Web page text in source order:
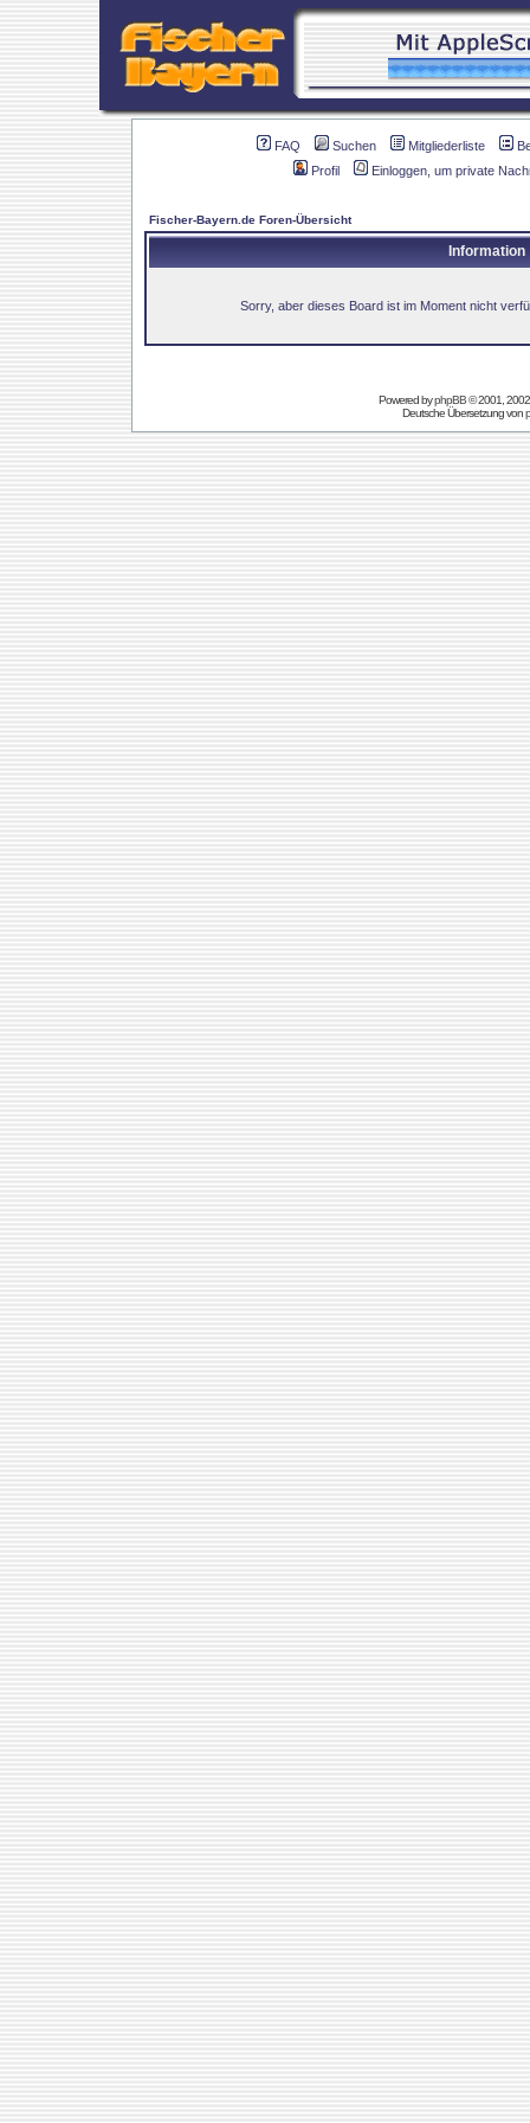
FAQ Suchen Mitgliederliste
Profil
Einloggen, um private
Fischer-Bayern.de Foren-Übersicht
Information
Sorry, aber dieses Board ist im Moment nicht
Powered byphpBB© 2001,
Deutsche Übersetzung von